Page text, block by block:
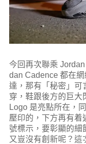
今回再次聯乘
dan Cadence 都在
達，那有「秘密」可
穿，鞋跟後方的巨大
Logo 是亮點所在，
壓印的，下方再有着
號標示，要彰顯的細
又豈沒有創新呢？這